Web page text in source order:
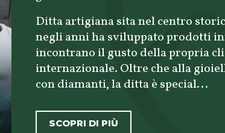
Ditta artigiana sita nel centro
negli anni ha sviluppato prodotti
incontrano il gusto della propria
internazionale. Oltre che alla
con diamanti, la ditta è special...
SCOPRI DI PIÙ